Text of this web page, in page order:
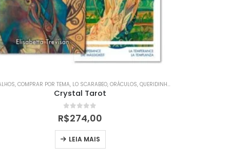
,RADIESTESIA E RADIÔNICA
, COMPRAR POR TEMA, LO SCARABEO, ORÁCULOS, QUERIDINHOS
Crystal Tarot
0 out of 5
R$274,00
LEIA MAIS